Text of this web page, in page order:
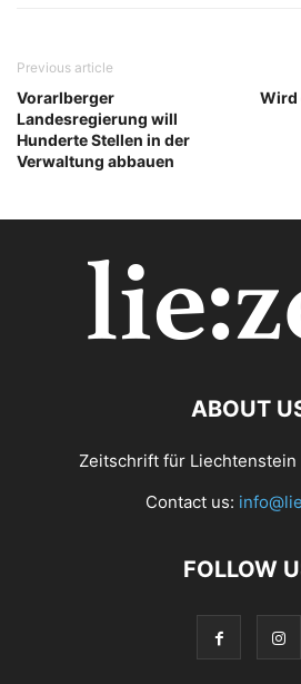
Previous article
Vorarlberger
Landesregierung will
Hunderte Stellen in der
Verwaltung abbauen
Wird
ABOUT
Zeitschrift für Liechtenstein
Contact us:
FOLLOW